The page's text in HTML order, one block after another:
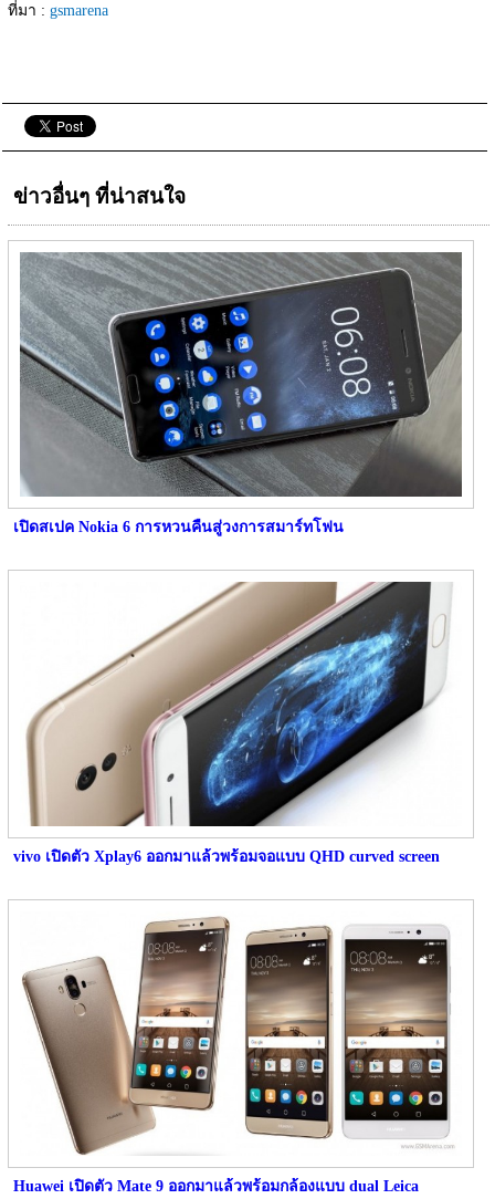
ที่มา : gsmarena
ข่าวอื่นๆ ที่น่าสนใจ
เปิดสเปค Nokia 6 การหวนคืนสู่วงการสมาร์ทโฟน
vivo เปิดตัว Xplay6 ออกมาแล้วพร้อมจอแบบ QHD curved screen
Huawei เปิดตัว Mate 9 ออกมาแล้วพร้อมกล้องแบบ dual Leica